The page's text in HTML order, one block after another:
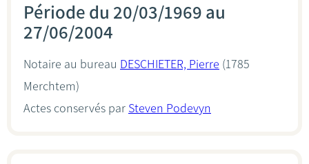
Période du 20/03/1969 au
27/06/2004
Notaire au bureau DESCHIETER, Pierre (1785
Merchtem)
Actes conservés par Steven Podevyn